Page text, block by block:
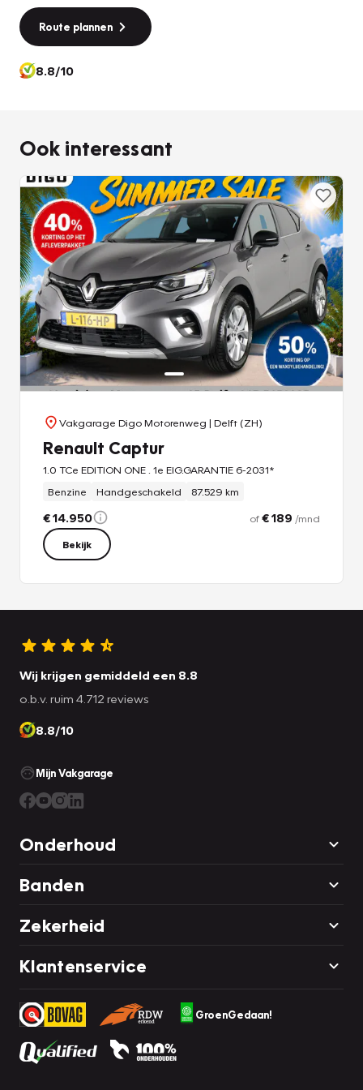
Route plannen
8.8/10
Ook interessant
Vakgarage Digo Motorenweg | Delft (ZH)
Renault Captur
1.0 TCe EDITION ONE . 1e EIG.GARANTIE 6-2031*
Benzine
Handgeschakeld 87.529 km
€ 14.950 of€ 189 /mnd
Bekijk
Wij krijgen gemiddeld een 8.8
o.b.v. ruim 4.712 reviews
8.8/10
Mijn Vakgarage
Onderhoud
Banden
Zekerheid
Klantenservice
GroenGedaan!